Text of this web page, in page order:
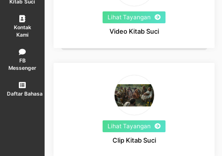
Kitab Suci
Kontak
Kami
FB
Messenger
Daftar Bahasa
Lihat Tayangan
Video Kitab Suci
Lihat Tayangan
Clip Kitab Suci